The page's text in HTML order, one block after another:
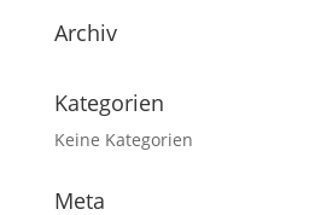
Archiv
Kategorien
Keine Kategorien
Meta